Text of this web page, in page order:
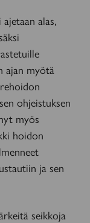
alas,
ajan myötä
ohjeistuksen
myös
hoidon
ja sen
seikkoja